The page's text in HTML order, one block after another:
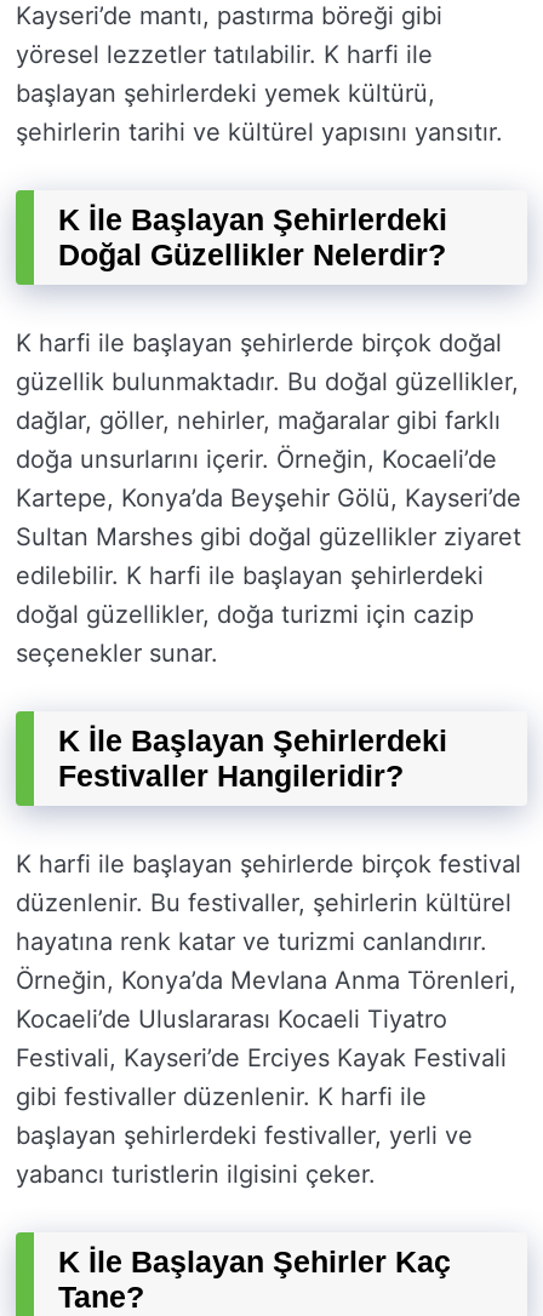
Kayseri’de mantı, pastırma böreği gibi
yöresel lezzetler tatılabilir. K harfi ile
başlayan şehirlerdeki yemek kültürü,
şehirlerin tarihi ve kültürel yapısını yansıtır.
K İle Başlayan Şehirlerdeki
Doğal Güzellikler Nelerdir?
K harfi ile başlayan şehirlerde birçok doğal
güzellik bulunmaktadır. Bu doğal güzellikler,
dağlar, göller, nehirler, mağaralar gibi farklı
doğa unsurlarını içerir. Örneğin, Kocaeli’de
Kartepe, Konya’da Beyşehir Gölü, Kayseri’de
Sultan Marshes gibi doğal güzellikler ziyaret
edilebilir. K harfi ile başlayan şehirlerdeki
doğal güzellikler, doğa turizmi için cazip
seçenekler sunar.
K İle Başlayan Şehirlerdeki
Festivaller Hangileridir?
K harfi ile başlayan şehirlerde birçok festival
düzenlenir. Bu festivaller, şehirlerin kültürel
hayatına renk katar ve turizmi canlandırır.
Örneğin, Konya’da Mevlana Anma Törenleri,
Kocaeli’de Uluslararası Kocaeli Tiyatro
Festivali, Kayseri’de Erciyes Kayak Festivali
gibi festivaller düzenlenir. K harfi ile
başlayan şehirlerdeki festivaller, yerli ve
yabancı turistlerin ilgisini çeker.
K İle Başlayan Şehirler Kaç
Tane?